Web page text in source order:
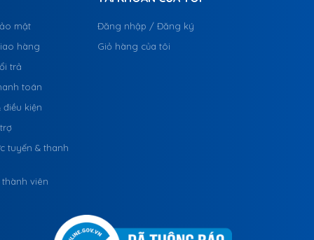
mật
hàng
trả
toán
kiện
tuyến & thanh
viên
Đăng nhập / Đăng ký
Giỏ hàng của tôi